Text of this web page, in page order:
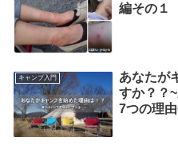
編その１
キャンプ入門
あなたが
すか？？
7つの理